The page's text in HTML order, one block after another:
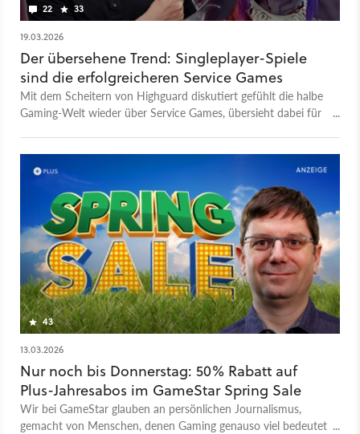
22 33
19.03.2026
Der übersehene Trend: Singleplayer-Spiele
sind die erfolgreicheren Service Games
Mit dem Scheitern von Highguard diskutiert gefühlt die halbe
Gaming-Welt wieder über Service Games, übersieht dabei für
43
13.03.2026
Nur noch bis Donnerstag: 50% Rabatt auf
Plus-Jahresabos im GameStar Spring Sale
Wir bei GameStar glauben an persönlichen Journalismus,
gemacht von Menschen, denen Gaming genauso viel bedeutet